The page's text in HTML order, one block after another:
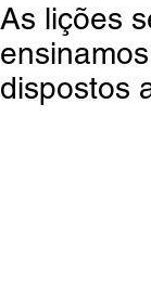
As lições
dispostos